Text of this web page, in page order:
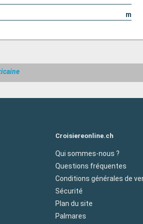
m
Croisiereonline.ch
Qui sommes-nous ?
Questions fréquentes
Conditions générales de
Sécurité
Plan du site
Palmares